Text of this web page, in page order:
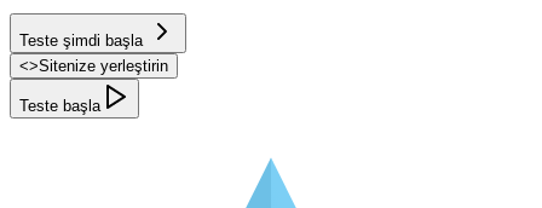
Teste şimdi başla
<>Sitenize yerleştirin
Teste başla